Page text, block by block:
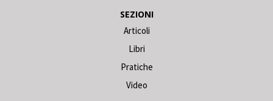
SEZIONI
Articoli
Libri
Pratiche
Video